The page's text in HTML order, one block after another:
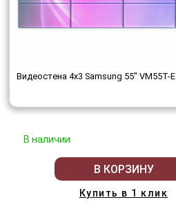
Видеостена 4x3 Samsung 55" VM55T-E
В наличии
В КОРЗИНУ
Купить в 1 клик